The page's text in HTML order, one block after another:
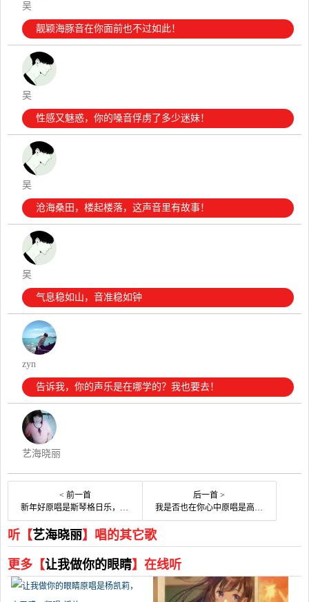
吴
靓颖海豚音在你面前也不过如此！
吴
性感又魅惑，你的嗓音俘虏了多少迷妹！
吴
沧海桑田，楼起楼落，这声音里有故事！
吴
气息稳如山，音准稳如钟
zyn
告诉我，你的声乐是在哪学的？我也要去！
艺海晓丽
< 前一首
新年好原唱是斯琴格日乐，由QINGQING翻唱(播放:42)
后一首 >
我是否也在你心中原唱是高安/郑莉莉，由花开半夏翻唱(播放:74)
听【艺海晓丽】唱的其它歌
更多【让我做你的眼睛】在线听